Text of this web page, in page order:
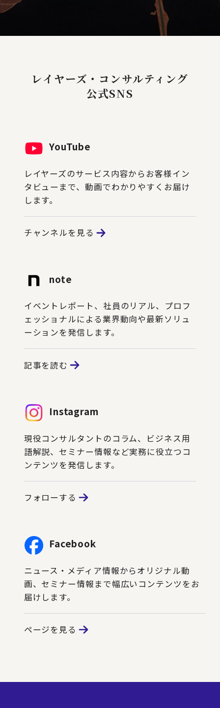
レイヤーズ・コンサルティング
公式SNS
YouTube
レイヤーズのサービス内容からお客様イン
タビューまで、動画でわかりやすくお届け
します。
チャンネルを見る
note
イベントレポート、社員のリアル、プロフ
ェッショナルによる業界動向や最新ソリュ
ーションを発信します。
記事を読む
Instagram
現役コンサルタントのコラム、ビジネス用
語解説、セミナー情報など実務に役立つコ
ンテンツを発信します。
フォローする
Facebook
ニュース・メディア情報からオリジナル動
画、セミナー情報まで幅広いコンテンツをお
届けします。
ページを見る